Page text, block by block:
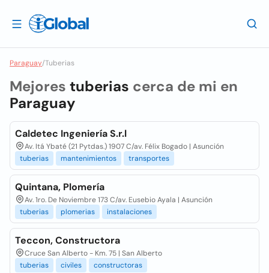
Paraguay/Tuberias
Mejores tuberias cerca de mi en
Paraguay
Caldetec Ingeniería S.r.l
Av. Itá Ybaté (21 Pytdas.) 1907 C/av. Félix Bogado | Asunción
tuberias
mantenimientos transportes
Quintana, Plomería
Av. 1ro. De Noviembre 173 C/av. Eusebio Ayala | Asunción
tuberias
plomerias instalaciones
Teccon, Constructora
Cruce San Alberto - Km. 75 | San Alberto
tuberias
civiles constructoras